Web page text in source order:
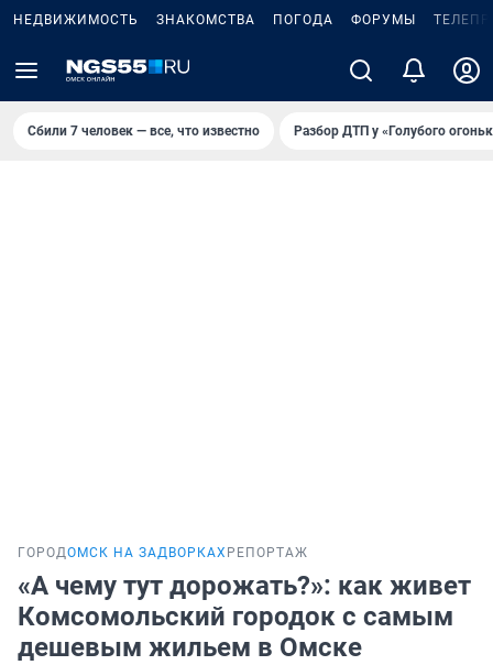
НЕДВИЖИМОСТЬ ЗНАКОМСТВА ПОГОДА ФОРУМЫ
Сбили 7 человек — все, что известно Разбор ДТП у «Голубого
ГОРОДОМСК НА ЗАДВОРКАХ РЕПОРТАЖ
«А чему тут дорожать?»: как живет
Комсомольский городок с самым
дешевым жильем в Омске